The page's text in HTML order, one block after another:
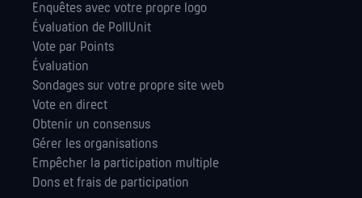
Enquêtes avec votre propre logo
Évaluation de PollUnit
Vote par Points
Évaluation
Sondages sur votre propre site web
Vote en direct
Obtenir un consensus
Gérer les orga­nisations
Empêcher la participation multiple
Dons et frais de participation